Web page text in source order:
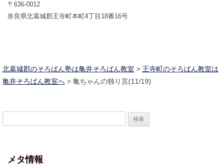
〒636-0012
奈良県北葛城郡王寺町本町4丁目18番16号
北葛城郡のそろばん塾は亀井そろばん教室 > 王寺町のそろばん教室は
亀井そろばん教室へ > 亀ちゃんの独り言(11/19)
メタ情報